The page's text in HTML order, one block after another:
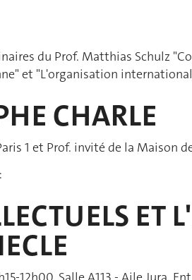
du Prof. Matthias Schulz
et "L'organisation
CHARLE
1 et Prof. invité de la Maison
ET